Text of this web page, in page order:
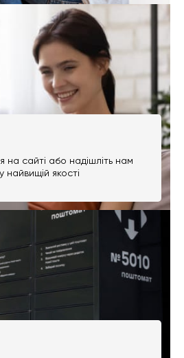
на сайті або надішліть нам
якості